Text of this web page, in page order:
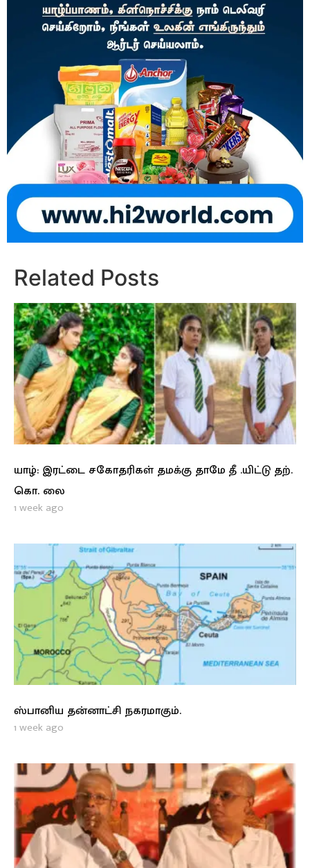
Related Posts
யாழ்: இரட்டை சகோதரிகள் தமக்கு தாமே தீ .யிட்டு தற்.
கொ. லை
1 week ago
ஸ்பானிய தன்னாட்சி நகரமாகும்.
1 week ago